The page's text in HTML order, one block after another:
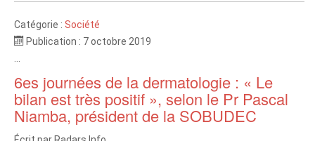
Catégorie : Société
Publication : 7 octobre 2019
6es journées de la dermatologie : « Le
bilan est très positif », selon le Pr Pascal
Niamba, président de la SOBUDEC